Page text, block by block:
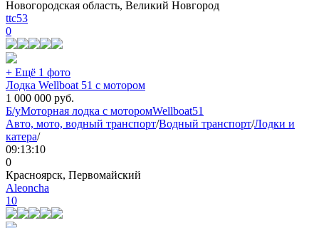
Новогородская область, Великий Новгород
ttc53
0
+ Ещё 1 фото
Лодка Wellboat 51 с мотором
1 000 000 руб.
Б/уМоторная лодка с моторомWellboat51
Авто, мото, водный транспорт/Водный транспорт/Лодки и
катера/
09:13:10
0
Красноярск, Первомайский
Aleoncha
10